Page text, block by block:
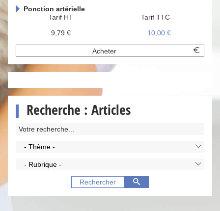
Ponction artérielle
Tarif HT
9,79 €
Tarif TTC
10,00 €
Acheter
Recherche : Articles
- Thème -
- Rubrique -
Rechercher